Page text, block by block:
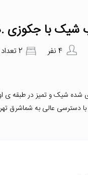
شیک با جکوزی
4 نفر 2 تعداد اتاق‌خواب
دسترسی عالی به شماشرق